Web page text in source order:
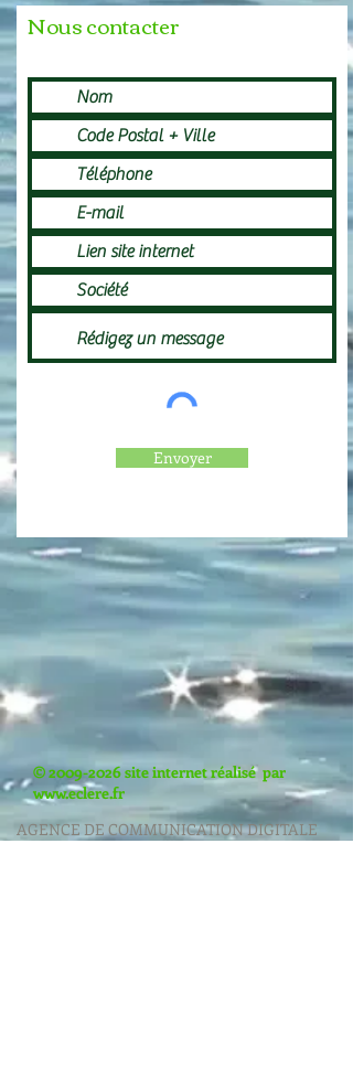
Nous contacter
Envoyer
©2009-2026site internet réalisé par
www.eclere.fr
AGENCE DE COMMUNICATION DIGITALE